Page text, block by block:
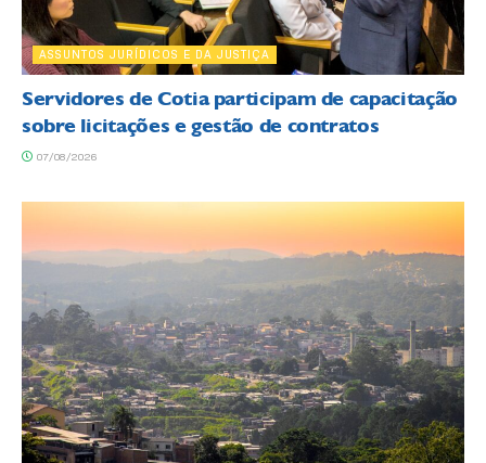
ASSUNTOS JURÍDICOS E DA JUSTIÇA
Servidores de Cotia participam de capacitação
sobre licitações e gestão de contratos
07/08/2026